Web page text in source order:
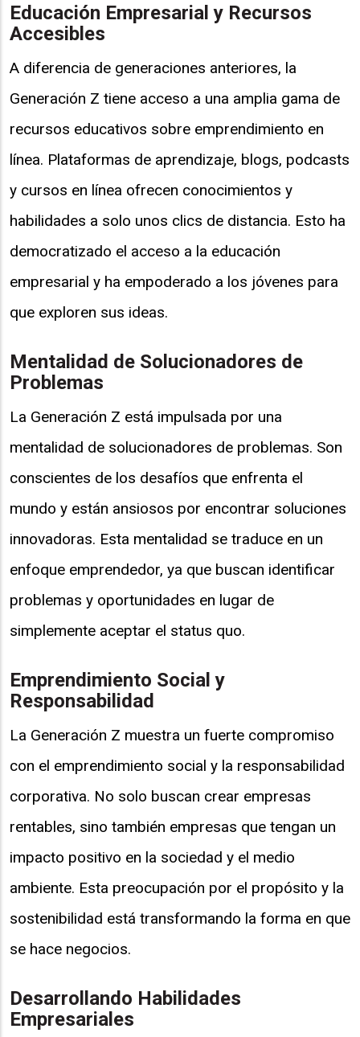
Educación Empresarial y Recursos
Accesibles
A diferencia de generaciones anteriores, la
Generación Z tiene acceso a una amplia gama de
recursos educativos sobre emprendimiento en
línea. Plataformas de aprendizaje, blogs, podcasts
y cursos en línea ofrecen conocimientos y
habilidades a solo unos clics de distancia. Esto ha
democratizado el acceso a la educación
empresarial y ha empoderado a los jóvenes para
que exploren sus ideas.
Mentalidad de Solucionadores de
Problemas
La Generación Z está impulsada por una
mentalidad de solucionadores de problemas. Son
conscientes de los desafíos que enfrenta el
mundo y están ansiosos por encontrar soluciones
innovadoras. Esta mentalidad se traduce en un
enfoque emprendedor, ya que buscan identificar
problemas y oportunidades en lugar de
simplemente aceptar el status quo.
Emprendimiento Social y
Responsabilidad
La Generación Z muestra un fuerte compromiso
con el emprendimiento social y la responsabilidad
corporativa. No solo buscan crear empresas
rentables, sino también empresas que tengan un
impacto positivo en la sociedad y el medio
ambiente. Esta preocupación por el propósito y la
sostenibilidad está transformando la forma en que
se hace negocios.
Desarrollando Habilidades
Empresariales